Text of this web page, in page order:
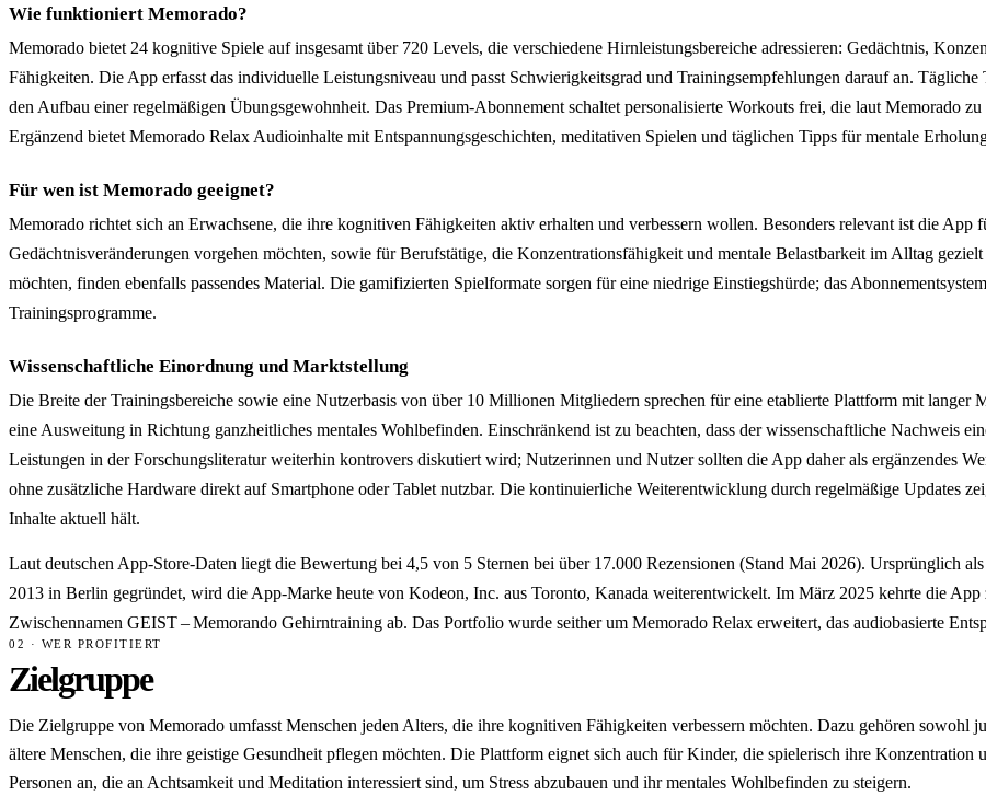
Wie funktioniert Memorado?
Memorado bietet 24 kognitive Spiele auf insgesamt über 720 Levels, die verschiedene Hirnleistungsbereiche adressieren: Gedächtnis,
Fähigkeiten. Die App erfasst das individuelle Leistungsniveau und passt Schwierigkeitsgrad und Trainingsempfehlungen darauf an.
den Aufbau einer regelmäßigen Übungsgewohnheit. Das Premium-Abonnement schaltet personalisierte Workouts frei, die laut Memorado
Ergänzend bietet Memorado Relax Audioinhalte mit Entspannungsgeschichten, meditativen Spielen und täglichen Tipps für mentale
Für wen ist Memorado geeignet?
Memorado richtet sich an Erwachsene, die ihre kognitiven Fähigkeiten aktiv erhalten und verbessern wollen. Besonders relevant ist die App
Gedächtnisveränderungen vorgehen möchten, sowie für Berufstätige, die Konzentrationsfähigkeit und mentale Belastbarkeit im Alltag
möchten, finden ebenfalls passendes Material. Die gamifizierten Spielformate sorgen für eine niedrige Einstiegshürde; das
Trainingsprogramme.
Wissenschaftliche Einordnung und Marktstellung
Die Breite der Trainingsbereiche sowie eine Nutzerbasis von über 10 Millionen Mitgliedern sprechen für eine etablierte Plattform mit
eine Ausweitung in Richtung ganzheitliches mentales Wohlbefinden. Einschränkend ist zu beachten, dass der wissenschaftliche Nachweis
Leistungen in der Forschungsliteratur weiterhin kontrovers diskutiert wird; Nutzerinnen und Nutzer sollten die App daher als ergänzendes
ohne zusätzliche Hardware direkt auf Smartphone oder Tablet nutzbar. Die kontinuierliche Weiterentwicklung durch regelmäßige Updates
Inhalte aktuell hält.
Laut deutschen App-Store-Daten liegt die Bewertung bei 4,5 von 5 Sternen bei über 17.000 Rezensionen (Stand Mai 2026). Ursprünglich
2013 in Berlin gegründet, wird die App-Marke heute von Kodeon, Inc. aus Toronto, Kanada weiterentwickelt. Im März 2025 kehrte die
Zwischennamen GEIST – Memorando Gehirntraining ab. Das Portfolio wurde seither um Memorado Relax erweitert, das audiobasierte
02 · WER PROFITIERT
Zielgruppe
Die Zielgruppe von Memorado umfasst Menschen jeden Alters, die ihre kognitiven Fähigkeiten verbessern möchten. Dazu gehören sowohl
ältere Menschen, die ihre geistige Gesundheit pflegen möchten. Die Plattform eignet sich auch für Kinder, die spielerisch ihre
Personen an, die an Achtsamkeit und Meditation interessiert sind, um Stress abzubauen und ihr mentales Wohlbefinden zu steigern.